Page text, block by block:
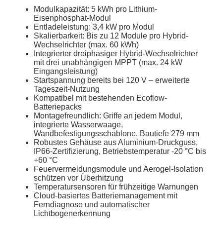
Wirtschaftlichkeitsrechner.
die bis 5000 kWh optimiert ist.
Jetzt unverbindliches Angebot erhalten
Bitte lasse dieses Feld leer.
Mit dem Absenden erklären Sie sich mit derDatenverarbeitung
einverstanden. Wir geben Ihre Daten nicht ohne Ihre ausdrückliche
Zustimmung an Dritte weiter. Wir verwenden Ihre Daten nicht zu
Werbezwecken in Form von Newslettern oder sonstigen
Werbeformaten.
Modulkapazität: 5 kWh pro Lithium-
Eisenphosphat-Modul
Entladeleistung: 3,4 kW pro Modul
Skalierbarkeit: Bis zu 12 Module pro Hybrid-
Wechselrichter (max. 60 kWh)
Integrierter dreiphasiger Hybrid-Wechselrichter
mit drei unabhängigen MPPT (max. 24 kW
Eingangsleistung)
Startspannung bereits bei 120 V – erweiterte
Tageszeit-Nutzung
Kompatibel mit bestehenden Ecoflow-
Batteriepacks
Montagefreundlich: Griffe an jedem Modul,
integrierte Wasserwaage,
Wandbefestigungsschablone, Bautiefe 279 mm
Robustes Gehäuse aus Aluminium-Druckguss,
IP66-Zertifizierung, Betriebstemperatur -20 °C bis
+60 °C
Feuervermeidungsmodule und Aerogel-Isolation
schützen vor Überhitzung
Temperatursensoren für frühzeitige Warnungen
Cloud-basiertes Batteriemanagement mit
Ferndiagnose und automatischer
Lichtbogenerkennung